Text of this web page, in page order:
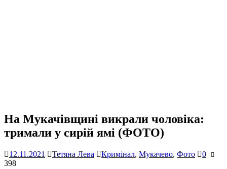
На Мукачівщині викрали чоловіка:
тримали у сирій ямі (ФОТО)
12.11.2021 Тетяна Лева Кримінал, Мукачево, Фото
0
398